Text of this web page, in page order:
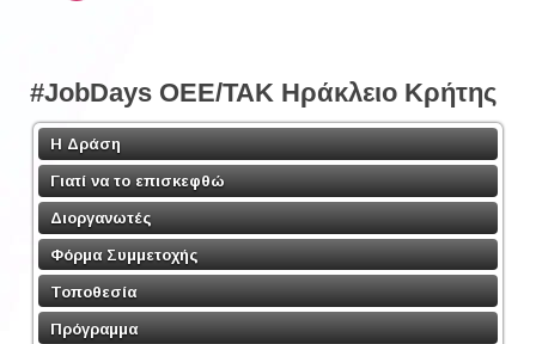
#JobDays OEE/TAK Ηράκλειο Κρήτης
Η Δράση
Γιατί να το επισκεφθώ
Διοργανωτές
Φόρμα Συμμετοχής
Τοποθεσία
Πρόγραμμα